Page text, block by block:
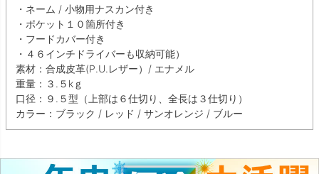
・ネーム / 小物用ナスカン付き
・ポケット１０箇所付き
・フードカバー付き
・４６インチドライバーも収納可能）
素材：合成皮革(P.U.レザー）/ エナメル
重量：３.５kｇ
口径：９.５型（上部は６仕切り、全長は３仕切り）
カラー：ブラック / レッド / サンオレンジ / ブルー